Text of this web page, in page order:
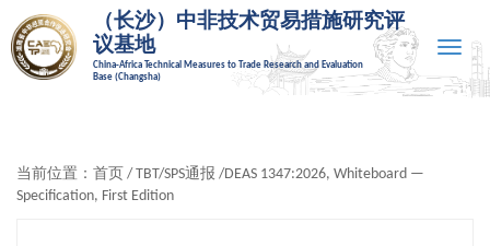
（长沙）中非技术贸易措施研究评
议基地
China-Africa Technical Measures to Trade Research and Evaluation
Base (Changsha)
Toggle
当前位置： 首页 / TBT/SPS通报 /DEAS 1347:2026, Whiteboard —
Specification, First Edition